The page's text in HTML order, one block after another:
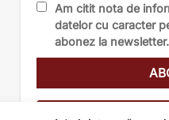
Am citit nota de
datelor cu caracter
abonez la newsletter.